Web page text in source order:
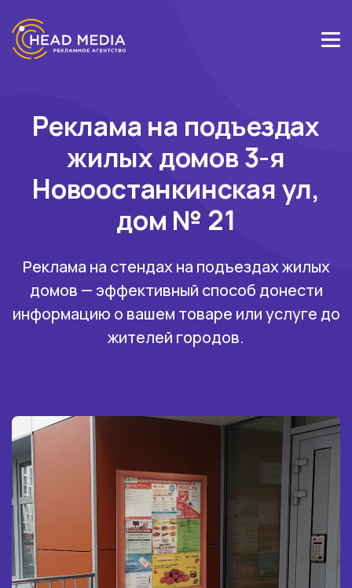
Реклама на подъездах
жилых домов 3-я
Новоостанкинская ул,
дом № 21
Реклама на стендах на подъездах жилых
домов — эффективный способ донести
информацию о вашем товаре или услуге до
жителей городов.